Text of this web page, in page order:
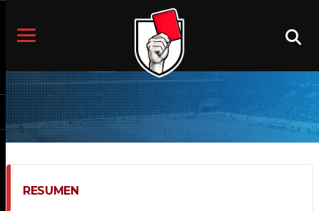
RESUMEN